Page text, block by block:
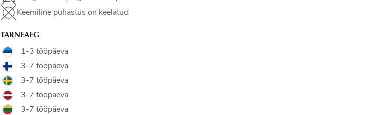
Keemiline puhastus on keelatud
TARNEAEG
1-3 tööpäeva
3-7 tööpäeva
3-7 tööpäeva
3-7 tööpäeva
3-7 tööpäeva